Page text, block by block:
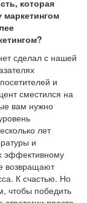
которая
маркетингом
сделал с нашей
и
сместился на
вам нужно
лет
и
эффективному
возвращают
К счастью. Но
чтобы победить